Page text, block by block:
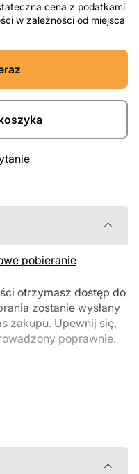
cena z podatkami
w zależności od miejsca
pobieranie
otrzymasz dostęp do
zostanie wysłany
zakupu. Upewnij się,
poprawnie.
pobraniu. Zalecamy
problemy z zamówieniem,